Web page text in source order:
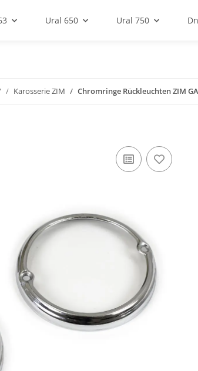
Ural 650 Ural 750
Karosserie ZIM Chromringe Rückleuchten ZIM